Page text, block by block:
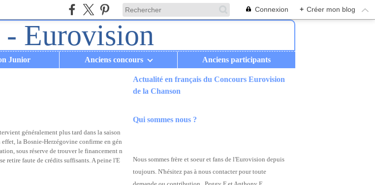
Connexion + Créer mon blog
Junior Anciens concours Anciens participants
généralement plus tard dans la saison
la Bosnie-Herzégovine confirme en gén
sous réserve de trouver le financement n
retire faute de crédits suffisants. A peine l'E
Actualité en français du Concours Eurovision
de la Chanson
Qui sommes nous ?
Nous sommes frère et soeur et fans de l'Eurovision depuis
toujours. N'hésitez pas à nous contacter pour toute